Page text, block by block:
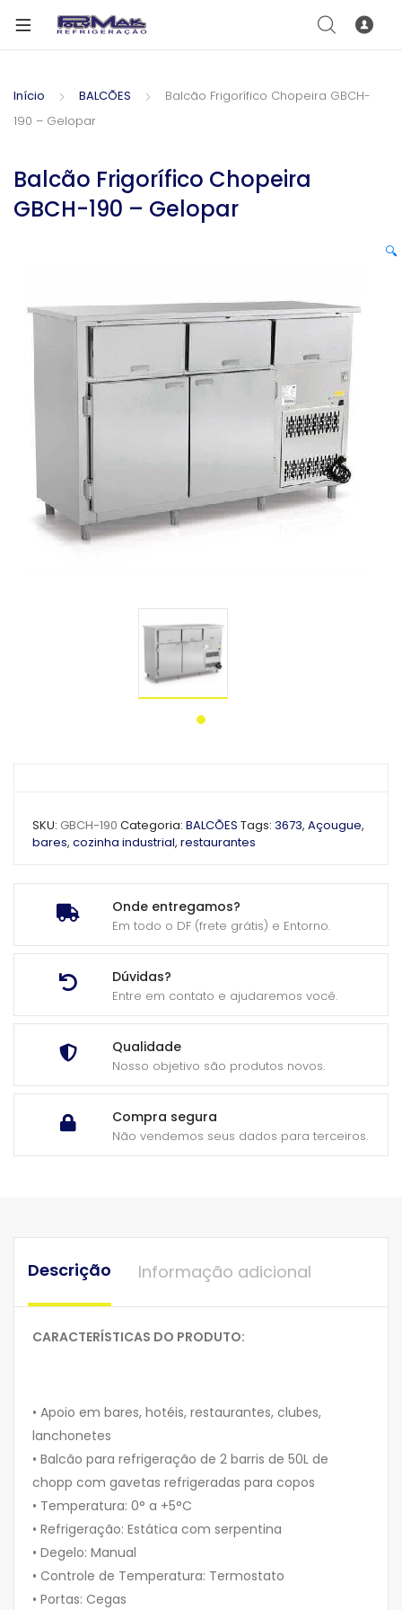
Início BALCÕES
Balcão Frigorífico Chopeira GBCH-
190 – Gelopar
Balcão Frigorífico Chopeira
GBCH-190 – Gelopar
🔍
Onde entregamos?
Em todo o DF (frete grátis) e Entorno.
Dúvidas?
Entre em contato e ajudaremos você.
Qualidade
Nosso objetivo são produtos novos.
Compra segura
Não vendemos seus dados para terceiros.
SKU: GBCH-190 Categoria: BALCÕES Tags: 3673, Açougue,
bares, cozinha industrial, restaurantes
Descrição Informação adicional
CARACTERÍSTICAS DO PRODUTO:
• Apoio em bares, hotéis, restaurantes, clubes,
lanchonetes
• Balcão para refrigeração de 2 barris de 50L de
chopp com gavetas refrigeradas para copos
• Temperatura: 0° a +5°C
• Refrigeração: Estática com serpentina
• Degelo: Manual
• Controle de Temperatura: Termostato
• Portas: Cegas